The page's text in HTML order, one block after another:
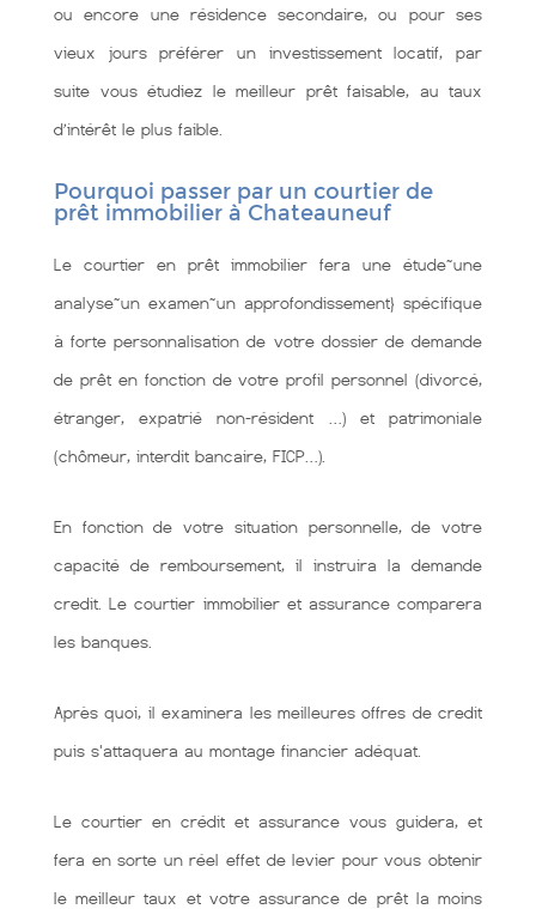
ou encore une résidence secondaire, ou pour ses
vieux jours préférer un investissement locatif, par
suite vous étudiez le meilleur prêt faisable, au taux
d’intérêt le plus faible.
Pourquoi passer par un courtier de
prêt immobilier à Chateauneuf
Le courtier en prêt immobilier fera une étude~une
analyse~un examen~un approfondissement} spécifique
à forte personnalisation de votre dossier de demande
de prêt en fonction de votre profil personnel (divorcé,
étranger, expatrié non-résident …) et patrimoniale
(chômeur, interdit bancaire, FICP…).
En fonction de votre situation personnelle, de votre
capacité de remboursement, il instruira la demande
credit. Le courtier immobilier et assurance comparera
les banques.
Après quoi, il examinera les meilleures offres de credit
puis s'attaquera au montage financier adéquat.
Le courtier en crédit et assurance vous guidera, et
fera en sorte un réel effet de levier pour vous obtenir
le meilleur taux et votre assurance de prêt la moins